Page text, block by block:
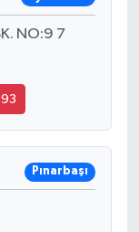
NO:9 7
Pınarbaşı